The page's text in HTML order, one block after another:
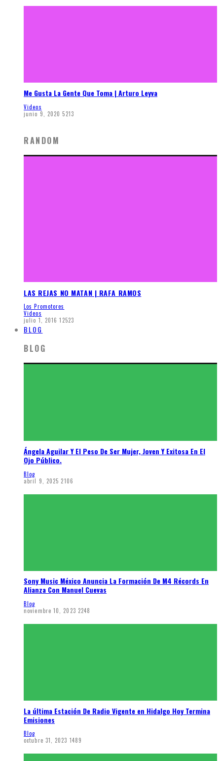
Me Gusta La Gente Que Toma | Arturo Leyva
Videos
junio 9, 2020 5213
RANDOM
LAS REJAS NO MATAN | RAFA RAMOS
Los Promotores
Videos
julio 1, 2016 12523
BLOG
BLOG
Ángela Aguilar Y El Peso De Ser Mujer, Joven Y Exitosa En El
Ojo Público.
Blog
abril 9, 2025 2106
Sony Music México Anuncia La Formación De M4 Récords En
Alianza Con Manuel Cuevas
Blog
noviembre 10, 2023 2248
La última Estación De Radio Vigente en Hidalgo Hoy Termina
Emisiones
Blog
octubre 31, 2023 1489